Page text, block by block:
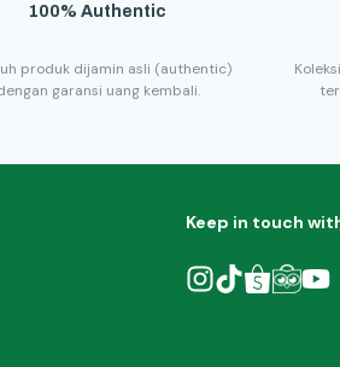
100% Authentic
produk dijamin asli (authentic)
garansi uang kembali.
Keep in touch